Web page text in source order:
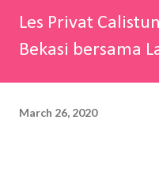
Les Privat
Bekasi bersama
March 26, 2020